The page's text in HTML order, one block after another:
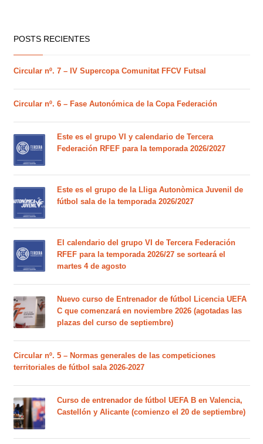
POSTS RECIENTES
Circular nº. 7 – IV Supercopa Comunitat FFCV Futsal
Circular nº. 6 – Fase Autonómica de la Copa Federación
Este es el grupo VI y calendario de Tercera
Federación RFEF para la temporada 2026/2027
Este es el grupo de la Lliga Autonòmica Juvenil de
fútbol sala de la temporada 2026/2027
El calendario del grupo VI de Tercera Federación
RFEF para la temporada 2026/27 se sorteará el
martes 4 de agosto
Nuevo curso de Entrenador de fútbol Licencia UEFA
C que comenzará en noviembre 2026 (agotadas las
plazas del curso de septiembre)
Circular nº. 5 – Normas generales de las competiciones
territoriales de fútbol sala 2026-2027
Curso de entrenador de fútbol UEFA B en Valencia,
Castellón y Alicante (comienzo el 20 de septiembre)